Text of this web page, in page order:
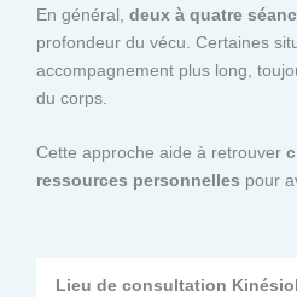
En général, deux à quatre
profondeur du vécu. Certaines
accompagnement plus long,
du corps.
Cette approche aide à retrouver
ressources personnelles pour
Lieu de consultation